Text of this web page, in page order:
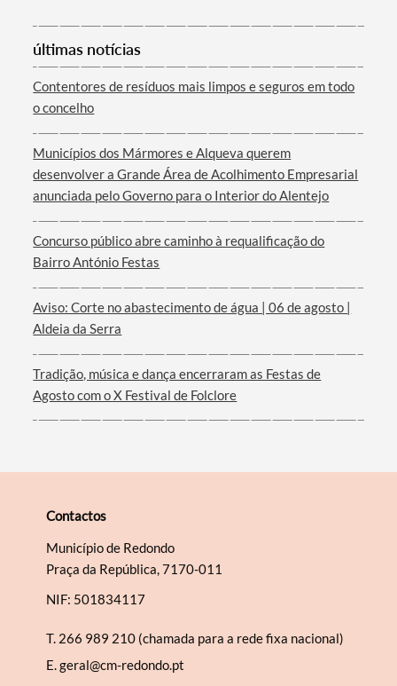
Termo de Pesquisa
Categorias gerais
últimas notícias
Contentores de resíduos mais limpos e seguros em todo
o concelho
Municípios dos Mármores e Alqueva querem
desenvolver a Grande Área de Acolhimento Empresarial
anunciada pelo Governo para o Interior do Alentejo
Concurso público abre caminho à requalificação do
Bairro António Festas
Aviso: Corte no abastecimento de água | 06 de agosto |
Aldeia da Serra
Tradição, música e dança encerraram as Festas de
Agosto com o X Festival de Folclore
Contactos
Município de Redondo
Praça da República, 7170-011
NIF: 501834117
T. 266 989 210 (chamada para a rede fixa nacional)
E.geral@cm-redondo.pt